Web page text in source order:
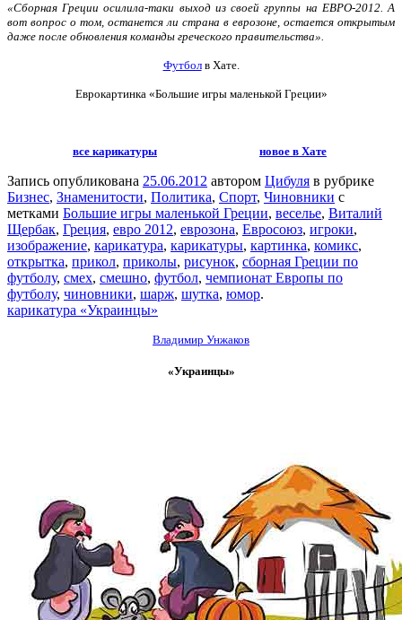
«Сборная Греции осилила-таки выход из своей группы на ЕВРО-2012.А
вот вопрос о том, останется ли страна в еврозоне, остается открытым
даже после обновления команды греческого правительства».
Футболв Хате.
Еврокартинка «Большие игры маленькой Греции»
все карикатуры новое в Хате
Запись опубликована 25.06.2012 автором Цибуля в рубрике
Бизнес, Знаменитости, Политика, Спорт, Чиновники с
метками Большие игры маленькой Греции, веселье, Виталий
Щербак, Греция, евро 2012, еврозона, Евросоюз, игроки,
изображение, карикатура, карикатуры, картинка, комикс,
открытка, прикол, приколы, рисунок, сборная Греции по
футболу, смех, смешно, футбол, чемпионат Европы по
футболу, чиновники, шарж, шутка, юмор.
карикатура «Украинцы»
Владимир Унжаков
«Украинцы»